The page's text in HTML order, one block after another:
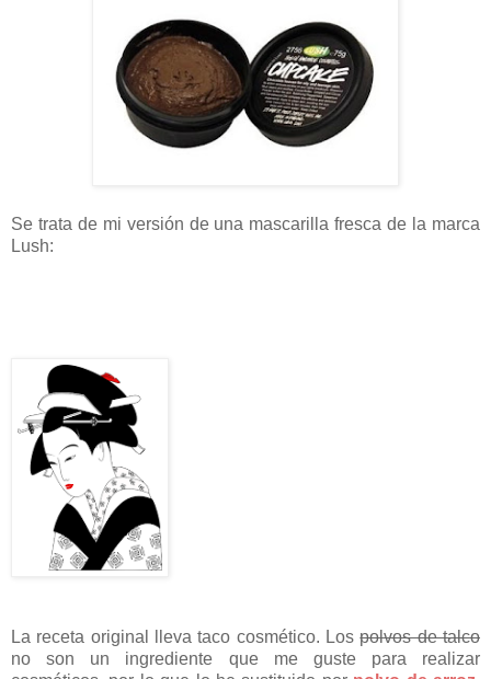
Se trata de mi versión de una mascarilla fresca de la marca
Lush:
La receta original lleva taco cosmético. Lospolvos de talco
no son un ingrediente que me guste para realizar